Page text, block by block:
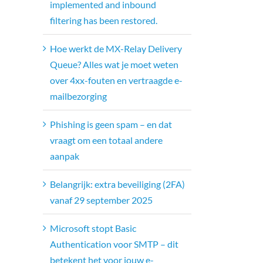
implemented and inbound
filtering has been restored.
Hoe werkt de MX-Relay Delivery
Queue? Alles wat je moet weten
over 4xx-fouten en vertraagde e-
mailbezorging
Phishing is geen spam – en dat
vraagt om een totaal andere
aanpak
Belangrijk: extra beveiliging (2FA)
vanaf 29 september 2025
Microsoft stopt Basic
Authentication voor SMTP – dit
betekent het voor jouw e-